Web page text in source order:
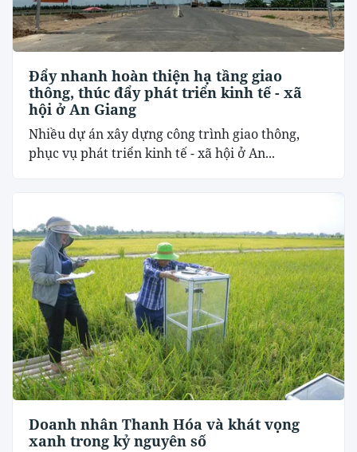
Đẩy nhanh hoàn thiện hạ tầng giao
thông, thúc đẩy phát triển kinh tế - xã
hội ở An Giang
Nhiều dự án xây dựng công trình giao thông,
phục vụ phát triển kinh tế - xã hội ở An...
Doanh nhân Thanh Hóa và khát vọng
xanh trong kỷ nguyên số